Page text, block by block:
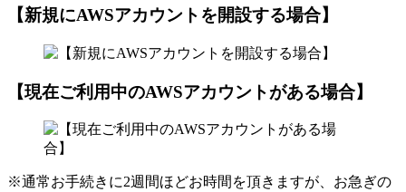
【新規にAWSアカウントを開設する場合】
【現在ご利用中のAWSアカウントがある場合】
※通常お手続きに2週間ほどお時間を頂きますが、お急ぎの